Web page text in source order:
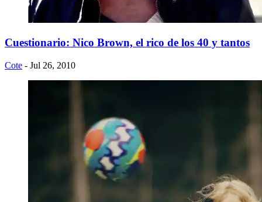
Cuestionario: Nico Brown, el rico de los 40 y tantos
Cote - Jul 26, 2010